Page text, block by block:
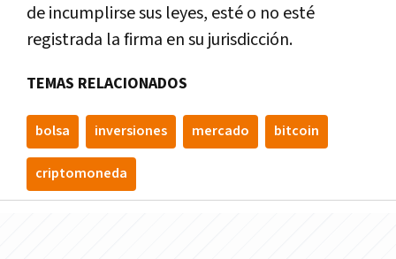
de incumplirse sus leyes, esté o no esté
registrada la firma en su jurisdicción.
TEMAS RELACIONADOS
bolsa inversiones mercado bitcoin
criptomoneda